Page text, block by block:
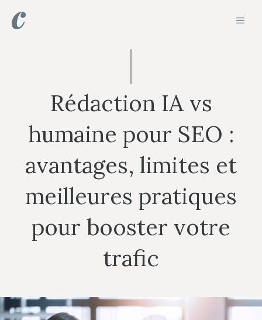
Rédaction IA vs
humaine pour SEO :
avantages, limites et
meilleures pratiques
pour booster votre
trafic